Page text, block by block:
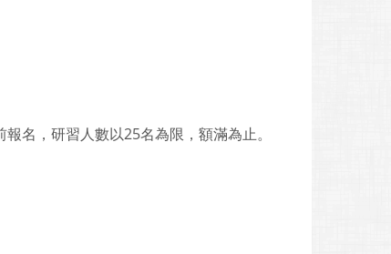
名，研習人數以25名為限，額滿為止。